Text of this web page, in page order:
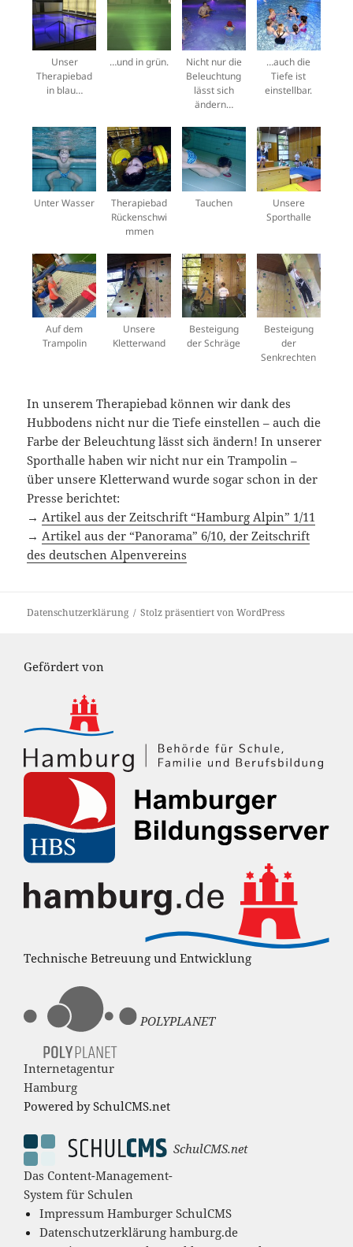
Unser
Therapiebad
in blau…
…und in grün.
Nicht nur die
Beleuchtung
lässt sich
ändern…
…auch die
Tiefe ist
einstellbar.
Unter Wasser
Therapiebad
Rückenschwi
mmen
Tauchen
Unsere
Sporthalle
Auf dem
Trampolin
Unsere
Kletterwand
Besteigung
der Schräge
Besteigung
der
Senkrechten
In unserem Therapiebad können wir dank des
Hubbodens nicht nur die Tiefe einstellen – auch die
Farbe der Beleuchtung lässt sich ändern! In unserer
Sporthalle haben wir nicht nur ein Trampolin –
über unsere Kletterwand wurde sogar schon in der
Presse berichtet:
→Artikel aus der Zeitschrift “Hamburg Alpin” 1/11
→Artikel aus der “Panorama” 6/10, der Zeitschrift
des deutschen Alpenvereins
Datenschutzerklärung Stolz präsentiert von WordPress
Gefördert von
Technische Betreuung und Entwicklung
POLYPLANET
Internetagentur
Hamburg
Powered by SchulCMS.net
SchulCMS.net
Das Content-Management-
System für Schulen
Impressum Hamburger SchulCMS
Datenschutzerklärung hamburg.de